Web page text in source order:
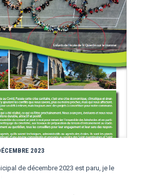
2023
de décembre 2023 est paru, je le